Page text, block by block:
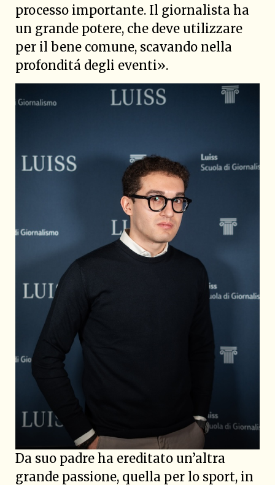
processo importante. Il giornalista ha
un grande potere, che deve utilizzare
per il bene comune, scavando nella
profonditá degli eventi».
Da suo padre ha ereditato un’altra
grande passione, quella per lo sport, in